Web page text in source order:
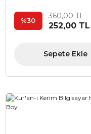
%30
360,00 TL
252,00 TL
Sepete Ekle